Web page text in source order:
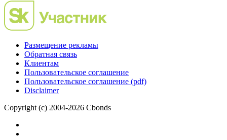
Размещение рекламы
Обратная связь
Клиентам
Пользовательское соглашение
Пользовательское соглашение (pdf)
Disclaimer
Copyright (c) 2004-2026 Cbonds